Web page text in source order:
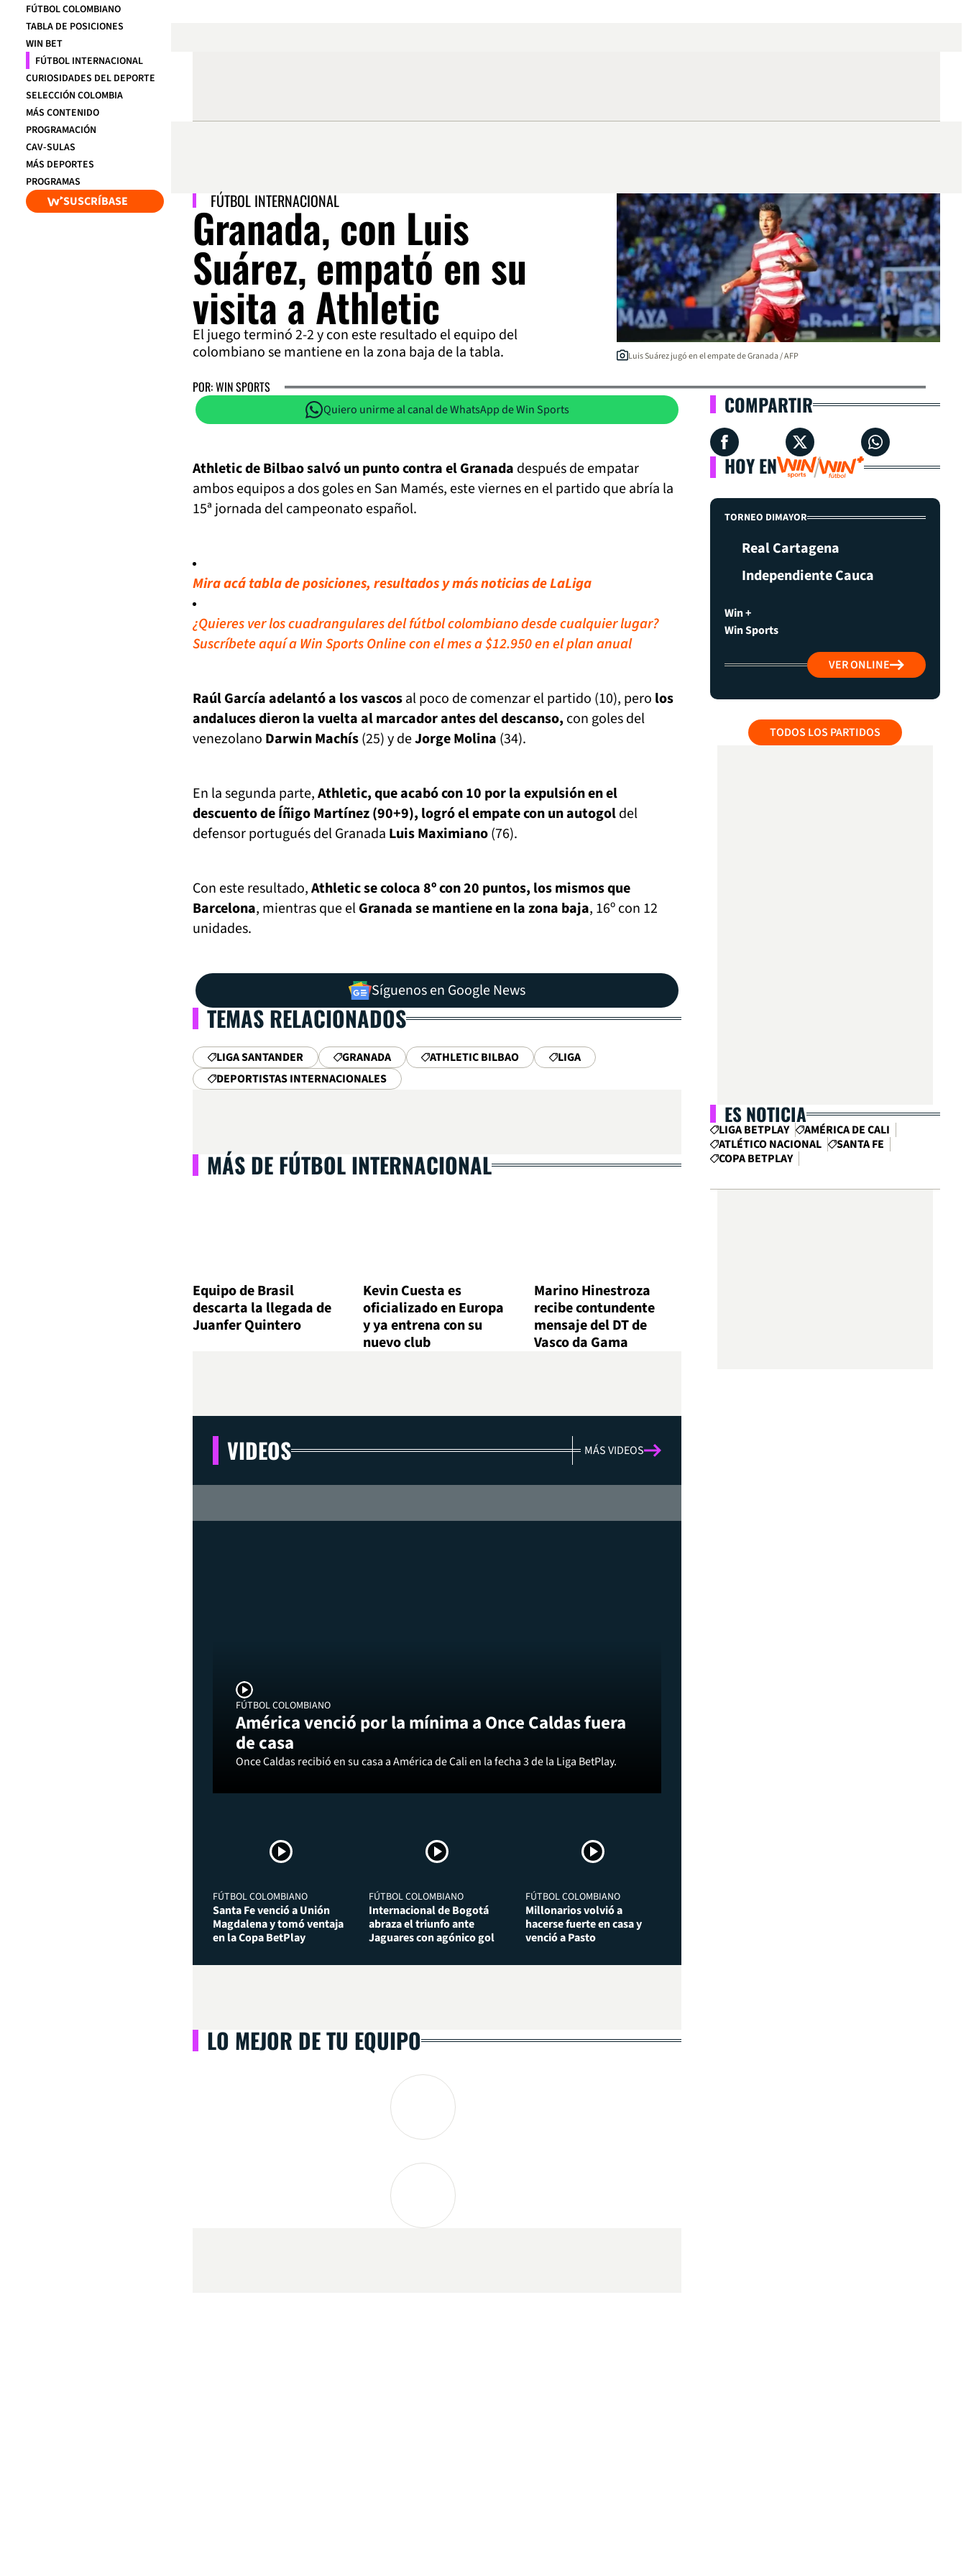
FÚTBOL COLOMBIANO
TABLA DE POSICIONES
WIN BET
FÚTBOL INTERNACIONAL
CURIOSIDADES DEL DEPORTE
SELECCIÓN COLOMBIA
MÁS CONTENIDO
PROGRAMACIÓN
CAV-SULAS
MÁS DEPORTES
PROGRAMAS
SUSCRÍBASE FÚTBOL INTERNACIONAL
Granada, con Luis
Suárez, empató en su
visita a Athletic
El juego terminó 2-2 y con este resultado el equipo del
colombiano se mantiene en la zona baja de la tabla.
Luis Suárez jugó en el empate de Granada / AFP
POR: WIN SPORTS
Quiero unirme al canal de WhatsApp de Win Sports
Athletic de Bilbao salvó un punto contra el Granada después de empatar
ambos equipos a dos goles en San Mamés, este viernes en el partido que abría la
15ª jornada del campeonato español.
Mira acá tabla de posiciones, resultados y más noticias de LaLiga
¿Quieres ver los cuadrangulares del fútbol colombiano desde cualquier lugar?
Suscríbete aquí a Win Sports Online con el mes a $12.950 en el plan anual
Raúl García adelantó a los vascosal poco de comenzar el partido (10), pero los
andaluces dieron la vuelta al marcador antes del descanso, con goles del
venezolano Darwin Machís(25) y deJorge Molina (34).
En la segunda parte,Athletic, que acabó con 10 por la expulsión en el
descuento de Íñigo Martínez (90+9), logró el empate con un autogoldel
defensor portugués del Granada Luis Maximiano(76).
Con este resultado,Athletic se coloca 8º con 20 puntos, los mismos que
Barcelona, mientras que elGranada se mantiene en la zona baja, 16º con 12
unidades.
Síguenos en Google News
TEMAS RELACIONADOS
LIGA SANTANDER GRANADA ATHLETIC BILBAO
LIGA
DEPORTISTAS INTERNACIONALES
MÁS DE FÚTBOL INTERNACIONAL
Equipo de Brasil
descarta la llegada de
Juanfer Quintero
Kevin Cuesta es
oficializado en Europa
y ya entrena con su
nuevo club
Marino Hinestroza
recibe contundente
mensaje del DT de
Vasco da Gama
VIDEOS MÁS VIDEOS
FÚTBOL COLOMBIANO
América venció por la mínima a Once Caldas fuera
de casa
Once Caldas recibió en su casa a América de Cali en la fecha 3 de la Liga BetPlay.
FÚTBOL COLOMBIANO
Santa Fe venció a Unión
Magdalena y tomó ventaja
en la Copa BetPlay
FÚTBOL COLOMBIANO
Internacional de Bogotá
abraza el triunfo ante
Jaguares con agónico gol
FÚTBOL COLOMBIANO
Millonarios volvió a
hacerse fuerte en casa y
venció a Pasto
LO MEJOR DE TU EQUIPO
COMPARTIR
HOY EN
TORNEO DIMAYOR
Real Cartagena
Independiente Cauca
Win +
Win Sports
VER ONLINE
TODOS LOS PARTIDOS
ES NOTICIA
LIGA BETPLAY
AMÉRICA DE CALI
ATLÉTICO NACIONAL
SANTA FE
COPA BETPLAY